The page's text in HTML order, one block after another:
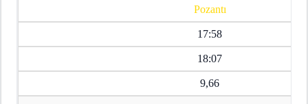
Pozantı
17:58
18:07
9,66